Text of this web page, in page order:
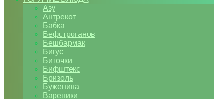
Азу
Антрекот
Бабка
Бефстроганов
Бешбармак
Бигус
Биточки
Бифштекс
Бризоль
Буженина
Вареники